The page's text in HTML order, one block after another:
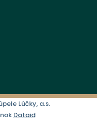
Lúčky, a.s.
Dataid